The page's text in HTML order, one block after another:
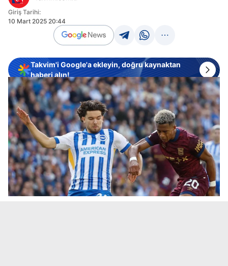
Giriş Tarihi:
10 Mart 2025 20:44
Takvim'i Google'a ekleyin, doğru kaynaktan
haberi alın!